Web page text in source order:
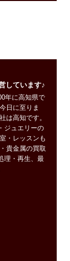
しています♪
年に高知県で
日に至りま
は高知です。
ジュエリーの
・レッスンも
貴金属の買取
理・再生、最